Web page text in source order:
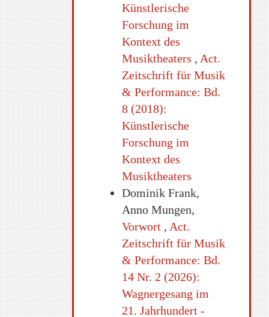
Künstlerische
Forschung im
Kontext des
Musiktheaters , Act.
Zeitschrift für Musik
& Performance: Bd.
8 (2018):
Künstlerische
Forschung im
Kontext des
Musiktheaters
Dominik Frank,
Anno Mungen,
Vorwort , Act.
Zeitschrift für Musik
& Performance: Bd.
14 Nr. 2 (2026):
Wagnergesang im
21. Jahrhundert -